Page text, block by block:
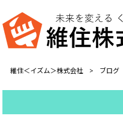
維住＜イズム＞株式会社 > ブログ